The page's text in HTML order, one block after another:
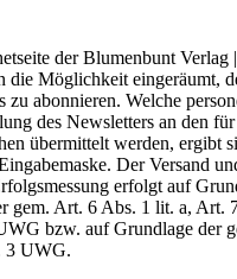
der Blumenbunt
die Möglichkeit eingeräumt,
zu abonnieren. Welche
des Newsletters an den
übermittelt werden, ergibt
Der Versand
erfolgt auf
gem. Art. 6 Abs. 1 lit. a, Art.
bzw. auf Grundlage der
3 UWG.